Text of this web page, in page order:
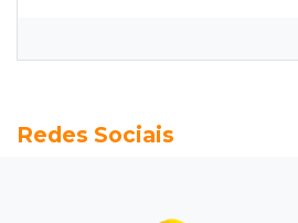
Ladário abre consulta para
Corumbá
Redes Sociais